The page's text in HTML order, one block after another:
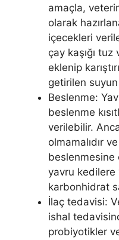
amaçla,
olarak
içecekleri
çay kaşığı tuz
eklenip
getirilen
Beslenme:
beslenme
verilebilir.
olmamalıdır
beslenmesine
yavru
karbonhidrat
İlaç tedavisi:
ishal
probiyotikler